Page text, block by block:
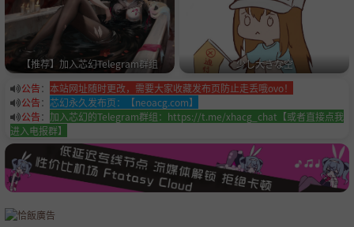
スターゲイザー
睦月
公告： 本站网址随时更改，需要大家收藏发布页防止走丢哦ovo！
公告： 芯幻永久发布页：【neoacg.com】
公告： 加入芯幻的Telegram群组：https://t.me/xhacg_chat【或者直接点我
进入电报群】